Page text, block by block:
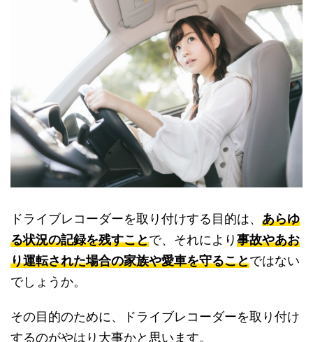
ドライブレコーダーを取り付けする目的は、 あらゆ
る状況の記録を残すことで、それにより 事故やあお
り運転された場合の家族や愛車を守ることではない
でしょうか。
その目的のために、ドライブレコーダーを取り付け
するのがやはり大事かと思います。